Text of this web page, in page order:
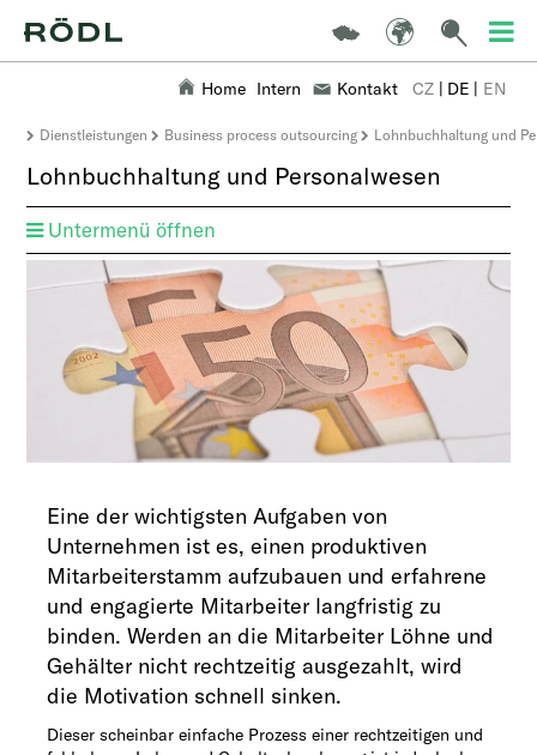
Home Intern Kontakt CZ | DE | EN
Dienstleistungen Business process outsourcing Lohnbuchhaltung und
Lohnbuchhaltung und Personalwesen
Untermenü öffnen
Eine der wichtigsten Aufgaben von
Unternehmen ist es, einen produktiven
Mitarbeiterstamm aufzubauen und erfahrene
und engagierte Mitarbeiter langfristig zu
binden. Werden an die Mitarbeiter Löhne und
Gehälter nicht rechtzeitig ausgezahlt, wird
die Motivation schnell sinken.
Dieser scheinbar einfache Prozess einer rechtzeitigen und